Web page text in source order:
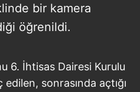
bir kamera
öğrenildi.
6. İhtisas Dairesi Kurulu
sonrasında açtığı